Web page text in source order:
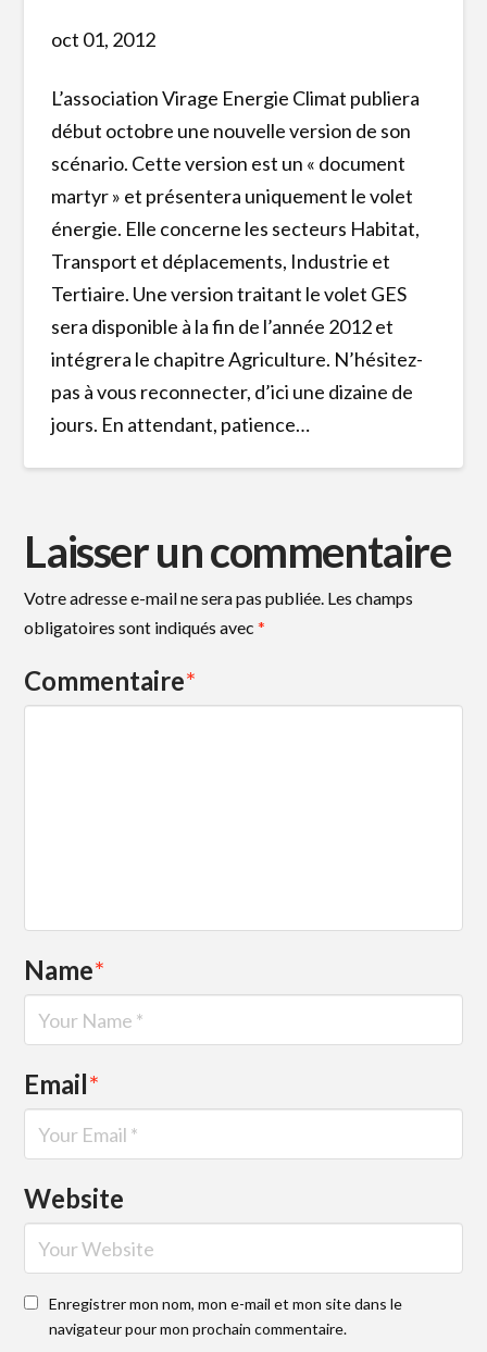
oct 01, 2012
L’association Virage Energie Climat publiera
début octobre une nouvelle version de son
scénario. Cette version est un « document
martyr » et présentera uniquement le volet
énergie. Elle concerne les secteurs Habitat,
Transport et déplacements, Industrie et
Tertiaire. Une version traitant le volet GES
sera disponible à la fin de l’année 2012 et
intégrera le chapitre Agriculture. N’hésitez-
pas à vous reconnecter, d’ici une dizaine de
jours. En attendant, patience…
Laisser un commentaire
Votre adresse e-mail ne sera pas publiée. Les champs
obligatoires sont indiqués avec*
Commentaire*
Name*
Email*
Website
Enregistrer mon nom, mon e-mail et mon site dans le
navigateur pour mon prochain commentaire.